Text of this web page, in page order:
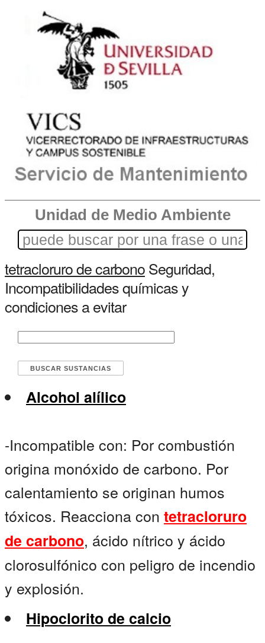
Unidad de Medio Ambiente
tetracloruro de carbonoSeguridad,
Incompatibilidades químicas y
condiciones a evitar
Alcohol alílico
-Incompatible con: Por combustión
origina monóxido de carbono. Por
calentamiento se originan humos
tóxicos. Reacciona con tetracloruro
de carbono, ácido nítrico y ácido
clorosulfónico con peligro de incendio
y explosión.
Hipoclorito de calcio